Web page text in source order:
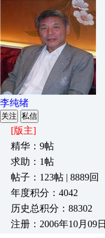
李纯绪
关注 私信
[版主]
精华：9帖
求助：1帖
帖子：123帖 | 8889回
年度积分：4042
历史总积分：88302
注册：2006年10月09日